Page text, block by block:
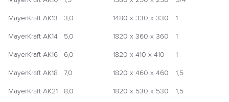
MayerKraft AK13 3,0 1480 х 330 х 330 1
MayerKraft AK14 5,0 1820 х 360 х 360 1
MayerKraft AK16 6,0 1820 х 410 х 410 1
MayerKraft AK18 7,0 1820 х 460 х 460 1,5
MayerKraft AK21 8,0 1820 х 530 х 530 1,5